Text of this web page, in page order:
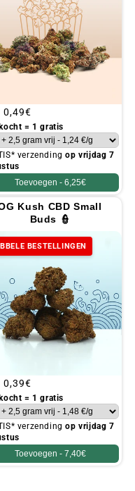
0,49€
= 1 gratis
verzendingop vrijdag 7
Toevoegen - 6,25€
Kush CBD Small
Buds 👮
BESTELLINGEN
0,39€
= 1 gratis
verzendingop vrijdag 7
Toevoegen - 7,40€